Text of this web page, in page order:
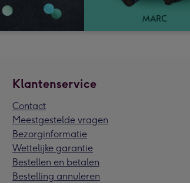
Klantenservice
Contact
Meestgestelde vragen
Bezorginformatie
Wettelijke garantie
Bestellen en betalen
Bestelling annuleren